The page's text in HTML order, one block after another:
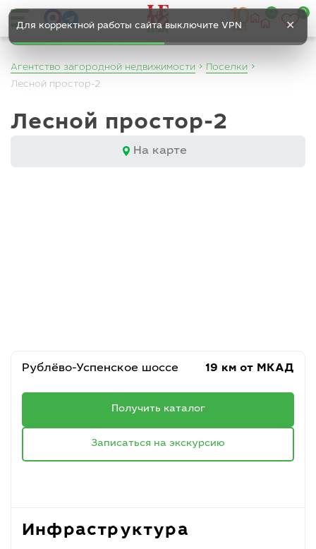
Для корректной работы сайта выключите VPN ✕
0
Агентство загородной недвижимости
Поселки
Лесной простор-2
Лесной простор-2
На карте
Рублёво-Успенское шоссе 19 км от МКАД
Получить каталог
Записаться на экскурсию
Инфраструктура